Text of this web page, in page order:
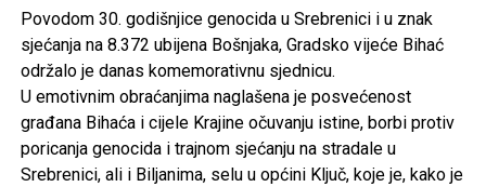
Povodom 30. godišnjice genocida u Srebrenici i u znak
sjećanja na 8.372 ubijena Bošnjaka, Gradsko vijeće Bihać
održalo je danas komemorativnu sjednicu.
U emotivnim obraćanjima naglašena je posvećenost
građana Bihaća i cijele Krajine očuvanju istine, borbi protiv
poricanja genocida i trajnom sjećanju na stradale u
Srebrenici, ali i Biljanima, selu u općini Ključ, koje je, kako je